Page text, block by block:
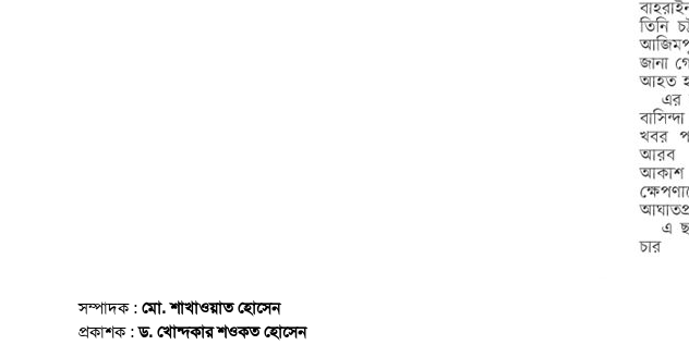
সম্পাদক : মো. শাখাওয়াত হোসেন
প্রকাশক :ড. খোন্দকার শওকত হোসেন